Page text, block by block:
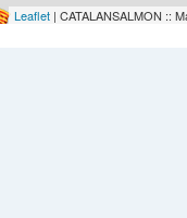
Leaflet | CATALANSALMON ::